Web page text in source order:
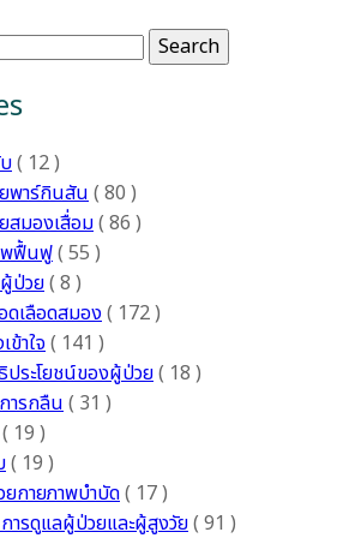
Search
( 12 )
พาร์กินสัน( 80 )
สมองเสื่อม( 86 )
พฟื้นฟู( 55 )
ป่วย( 8 )
เลือดสมอง( 172 )
ข้าใจ( 141 )
ระโยชน์ของผู้ป่วย( 18 )
ารกลืน( 31 )
( 19 )
( 19 )
กายภาพบำบัด( 17 )
การดูแลผู้ป่วยและผู้สูงวัย( 91 )